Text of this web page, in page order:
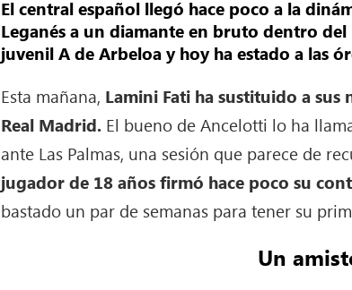
El central español llegó hace poco a la
Leganés a un diamante en bruto dentro
juvenil A de Arbeloa y hoy ha estado a las
Esta mañana, Lamini Fati ha sustituido a
Real Madrid. El bueno de Ancelotti lo ha
ante Las Palmas, una sesión que parece de
jugador de 18 años firmó hace poco su
bastado un par de semanas para tener su
Un